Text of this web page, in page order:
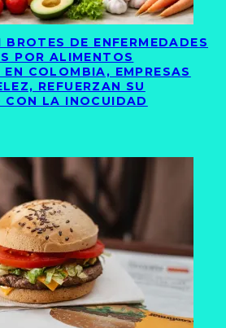
DE ENFERMEDADES
POR ALIMENTOS
COLOMBIA, EMPRESAS
REFUERZAN SU
CON LA INOCUIDAD